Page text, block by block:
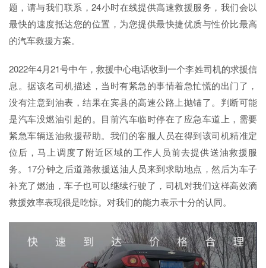
题，请与我们联系，24小时在线提供高速救援服务，我们会以
最快的速度抵达您的位置，为您提供最快捷优质与性价比最高
的汽车救援方案。
2022年4月21号中午，救援中心电话收到一个李姓司机的求援信
息。据该名司机描述，当时有紧急的事情着急忙慌的出门了，
没有注意到油表，结果在宾县的高速公路上抛锚了。判断可能
是汽车没燃油引起的。目前汽车临时停在了应急车道上，需要
紧急车辆送油救援帮助。我们的客服人员在得到该司机精准定
位后，马上调度了附近区域的工作人员前去提供送油救援服
务。17分钟之后道路救援送油人员来到求助地点，然后为车子
补充了燃油，车子也可以继续行驶了，司机对我们这样高效滴
救援效率表现很是吃惊。对我们的能力表示十分的认同。